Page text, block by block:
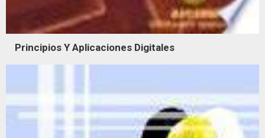
Principios Y Aplicaciones Digitales